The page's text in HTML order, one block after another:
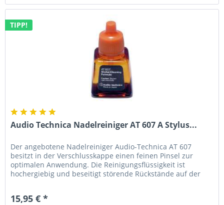
TIPP!
Audio Technica Nadelreiniger AT 607 A Stylus...
Der angebotene Nadelreiniger Audio-Technica AT 607
besitzt in der Verschlusskappe einen feinen Pinsel zur
optimalen Anwendung. Die Reinigungsflüssigkeit ist
hochergiebig und beseitigt störende Rückstände auf der
15,95 € *